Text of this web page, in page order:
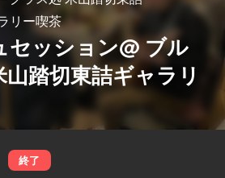
リー喫茶
セッション@ ブル
踏切東詰ギャラリ
終了